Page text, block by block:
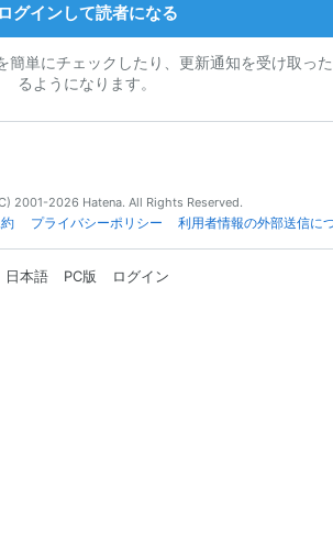
ログインして読者になる
簡単にチェックしたり、更新通知を受け取っ
るようになります。
2001-2026 Hatena. All Rights Reserved.
プライバシーポリシー 利用者情報の外部送信に
日本語 PC版 ログイン